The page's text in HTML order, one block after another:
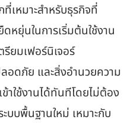
เหมาะสำหรับธุรกิจที่
หยุ่นในการเริ่มต้นใช้งาน
ยมเฟอร์นิเจอร์
อดภัย และสิ่งอำนวยความ
าใช้งานได้ทันทีโดยไม่ต้อง
บบพื้นฐานใหม่ เหมาะกับ